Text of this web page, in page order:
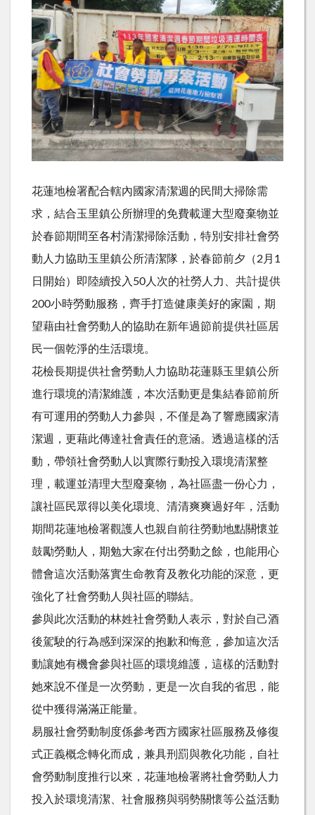
花蓮地檢署配合轄內國家清潔週的民間大掃除需
求，結合玉里鎮公所辦理的免費載運大型廢棄物並
於春節期間至各村清潔掃除活動，特別安排社會勞
動人力協助玉里鎮公所清潔隊，於春節前夕（2月1
日開始）即陸續投入50人次的社勞人力、共計提供
200小時勞動服務，齊手打造健康美好的家園，期
望藉由社會勞動人的協助在新年過節前提供社區居
民一個乾淨的生活環境。
花檢長期提供社會勞動人力協助花蓮縣玉里鎮公所
進行環境的清潔維護，本次活動更是集結春節前所
有可運用的勞動人力參與，不僅是為了響應國家清
潔週，更藉此傳達社會責任的意涵。透過這樣的活
動，帶領社會勞動人以實際行動投入環境清潔整
理，載運並清理大型廢棄物，為社區盡一份心力，
讓社區民眾得以美化環境、清清爽爽過好年，活動
期間花蓮地檢署觀護人也親自前往勞動地點關懷並
鼓勵勞動人，期勉大家在付出勞動之餘，也能用心
體會這次活動落實生命教育及教化功能的深意，更
強化了社會勞動人與社區的聯結。
參與此次活動的林姓社會勞動人表示，對於自己酒
後駕駛的行為感到深深的抱歉和悔意，參加這次活
動讓她有機會參與社區的環境維護，這樣的活動對
她來說不僅是一次勞動，更是一次自我的省思，能
從中獲得滿滿正能量。
易服社會勞動制度係參考西方國家社區服務及修復
式正義概念轉化而成，兼具刑罰與教化功能，自社
會勞動制度推行以來，花蓮地檢署將社會勞動人力
投入於環境清潔、社會服務與弱勢關懷等公益活動